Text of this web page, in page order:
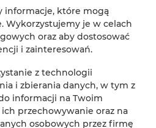
w panelu administracyjnym w
informacje, które mogą
Wykorzystujemy je w celach
oraz aby dostosować
i zainteresowań.
z technologii
i zbierania danych, w tym z
informacji na Twoim
przechowywanie oraz na
osobowych przez firmę